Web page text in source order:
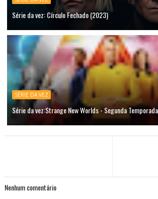
Série da vez: Círculo Fechado (2023)
SÉRIE DA VEZ
Série da vez:Strange New Worlds - Segunda
Nenhum comentário